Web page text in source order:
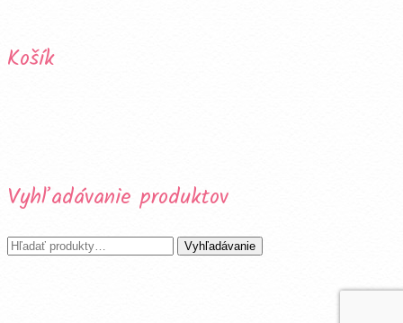
Košík
Vyhľadávanie produktov
Hľadať: Vyhľadávanie